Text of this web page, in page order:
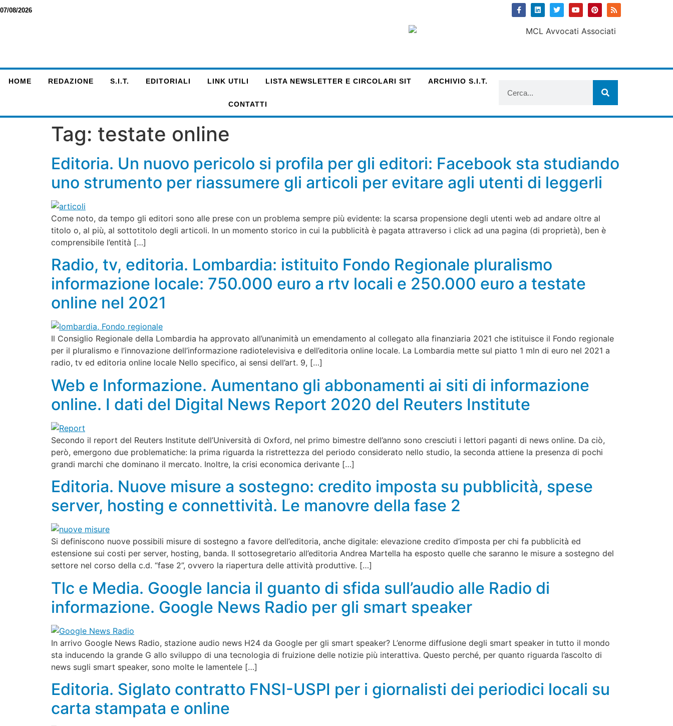
07/08/2026
HOME REDAZIONE S.I.T. EDITORIALI LINK UTILI LISTA NEWSLETTER E CIRCOLARI SIT ARCHIVIO S.I.T.
CONTATTI
Tag: testate online
Editoria. Un nuovo pericolo si profila per gli editori: Facebook sta studiando
uno strumento per riassumere gli articoli per evitare agli utenti di leggerli
Come noto, da tempo gli editori sono alle prese con un problema sempre più evidente: la scarsa propensione degli utenti web ad andare oltre al
titolo o, al più, al sottotitolo degli articoli. In un momento storico in cui la pubblicità è pagata attraverso i click ad una pagina (di proprietà), ben è
comprensibile l’entità […]
Radio, tv, editoria. Lombardia: istituito Fondo Regionale pluralismo
informazione locale: 750.000 euro a rtv locali e 250.000 euro a testate
online nel 2021
Il Consiglio Regionale della Lombardia ha approvato all’unanimità un emendamento al collegato alla finanziaria 2021 che istituisce il Fondo regionale
per il pluralismo e l’innovazione dell’informazione radiotelevisiva e dell’editoria online locale. La Lombardia mette sul piatto 1 mln di euro nel 2021 a
radio, tv ed editoria online locale Nello specifico, ai sensi dell’art. 9, […]
Web e Informazione. Aumentano gli abbonamenti ai siti di informazione
online. I dati del Digital News Report 2020 del Reuters Institute
Secondo il report del Reuters Institute dell’Università di Oxford, nel primo bimestre dell’anno sono cresciuti i lettori paganti di news online. Da ciò,
però, emergono due problematiche: la prima riguarda la ristrettezza del periodo considerato nello studio, la seconda attiene la presenza di pochi
grandi marchi che dominano il mercato. Inoltre, la crisi economica derivante […]
Editoria. Nuove misure a sostegno: credito imposta su pubblicità, spese
server, hosting e connettività. Le manovre della fase 2
Si definiscono nuove possibili misure di sostegno a favore dell’editoria, anche digitale: elevazione credito d’imposta per chi fa pubblicità ed
estensione sui costi per server, hosting, banda. Il sottosegretario all’editoria Andrea Martella ha esposto quelle che saranno le misure a sostegno del
settore nel corso della c.d. “fase 2”, ovvero la riapertura delle attività produttive. […]
Tlc e Media. Google lancia il guanto di sfida sull’audio alle Radio di
informazione. Google News Radio per gli smart speaker
In arrivo Google News Radio, stazione audio news H24 da Google per gli smart speaker? L’enorme diffusione degli smart speaker in tutto il mondo
sta inducendo la grande G allo sviluppo di una tecnologia di fruizione delle notizie più interattiva. Questo perché, per quanto riguarda l’ascolto di
news sugli smart speaker, sono molte le lamentele […]
Editoria. Siglato contratto FNSI-USPI per i giornalisti dei periodici locali su
carta stampata e online